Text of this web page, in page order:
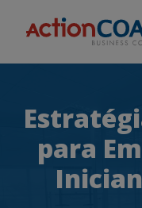
para